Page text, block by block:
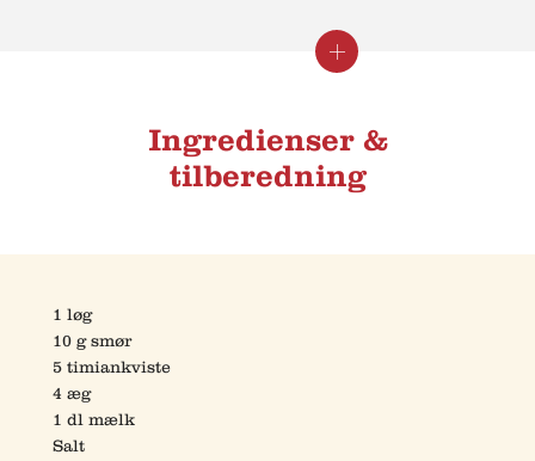
Se
Luk
Ingredienser &
tilberedning
1 løg
10 g smør
5 timiankviste
4 æg
1 dl mælk
Salt